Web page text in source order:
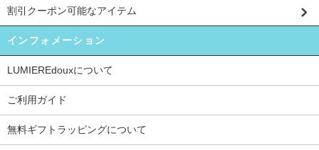
割引クーポン可能なアイテム
インフォメーション
LUMIEREdouxについて
ご利用ガイド
無料ギフトラッピングについて